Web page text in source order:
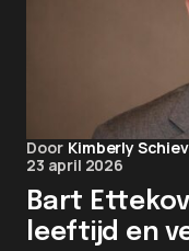
Door Kimberly
23 april 2026
Bart
leeftijd en